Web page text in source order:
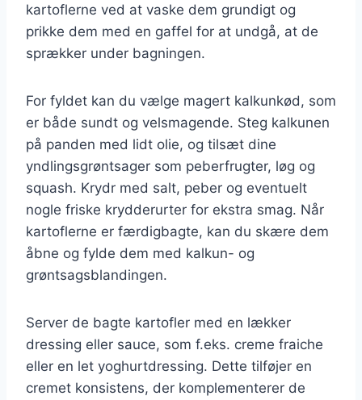
kartoflerne ved at vaske dem grundigt og
prikke dem med en gaffel for at undgå, at de
sprækker under bagningen.
For fyldet kan du vælge magert kalkunkød, som
er både sundt og velsmagende. Steg kalkunen
på panden med lidt olie, og tilsæt dine
yndlingsgrøntsager som peberfrugter, løg og
squash. Krydr med salt, peber og eventuelt
nogle friske krydderurter for ekstra smag. Når
kartoflerne er færdigbagte, kan du skære dem
åbne og fylde dem med kalkun- og
grøntsagsblandingen.
Server de bagte kartofler med en lækker
dressing eller sauce, som f.eks. creme fraiche
eller en let yoghurtdressing. Dette tilføjer en
cremet konsistens, der komplementerer de